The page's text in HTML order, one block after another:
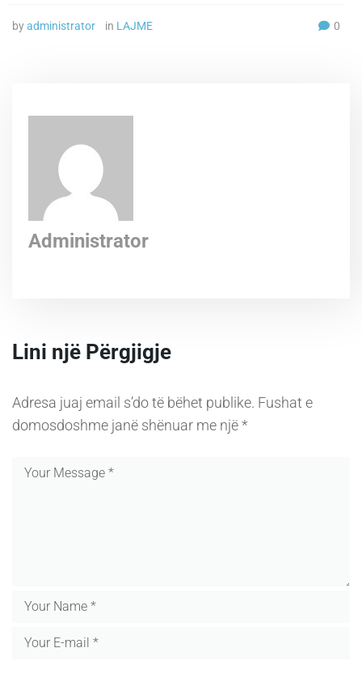
byadministrator in LAJME 0
Administrator
Lini një Përgjigje
Adresa juaj email s’do të bëhet publike. Fushat e
domosdoshme janë shënuar me një*